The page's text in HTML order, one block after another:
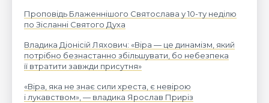
Проповідь Блаженнішого Святослава у 10-ту неділю
по Зісланні Святого Духа
Владика Діонісій Ляхович: «Віра — це динамізм, який
потрібно безнастанно збільшувати, бо небезпека
її втратити завжди присутня»
«Віра, яка не знає сили хреста, є невірою
і лукавством», — владика Ярослав Приріз